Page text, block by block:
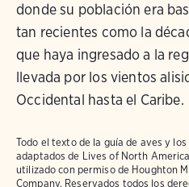
donde su población era
tan recientes como la
que haya ingresado a la
llevada por los vientos
Occidental hasta el Caribe.
Todo el texto de la guía de aves y
adaptados de Lives of North
utilizado con permiso de Houghton
Company. Reservados todos los